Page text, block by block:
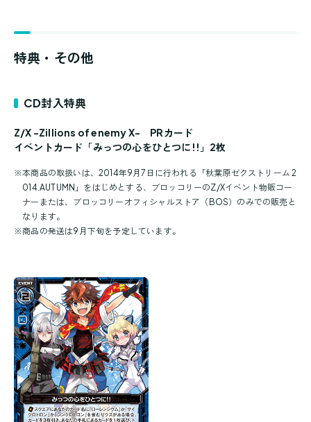
特典・その他
CD封入特典
Z/X -Zillions of enemy X- PRカード
イベントカード「みっつの心をひとつに!!」2枚
※本商品の取扱いは、2014年9月7日に行われる「秋葉原ゼクストリーム 2
014.AUTUMN」をはじめとする、ブロッコリーのZ/Xイベント物販コー
ナーまたは、ブロッコリーオフィシャルストア（BOS）のみでの販売と
なります。
※商品の発送は9月下旬を予定しています。